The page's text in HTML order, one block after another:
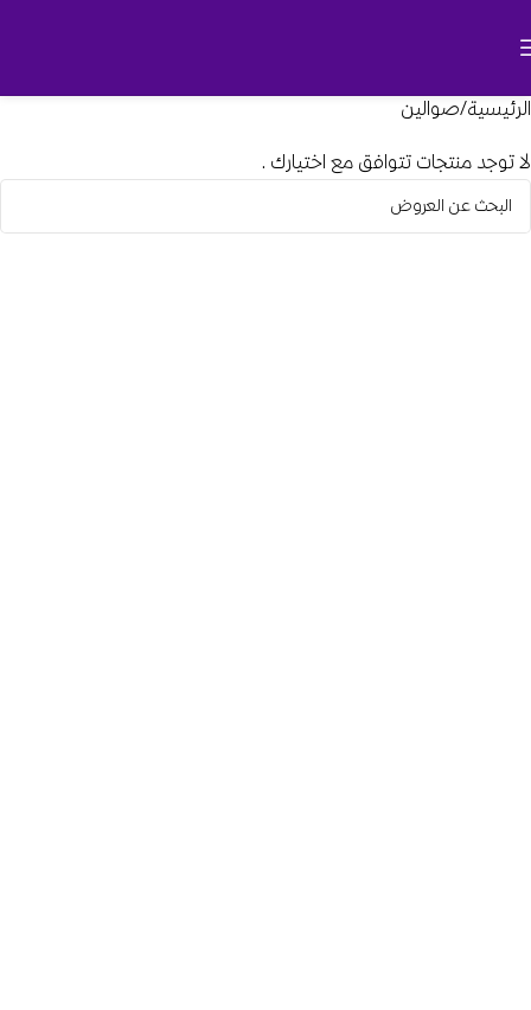
الرئيسية صوالين
لا توجد منتجات تتوافق مع اختيارك.